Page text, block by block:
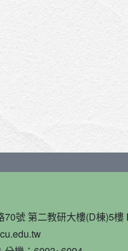
號 第二教研大樓(D棟)5樓